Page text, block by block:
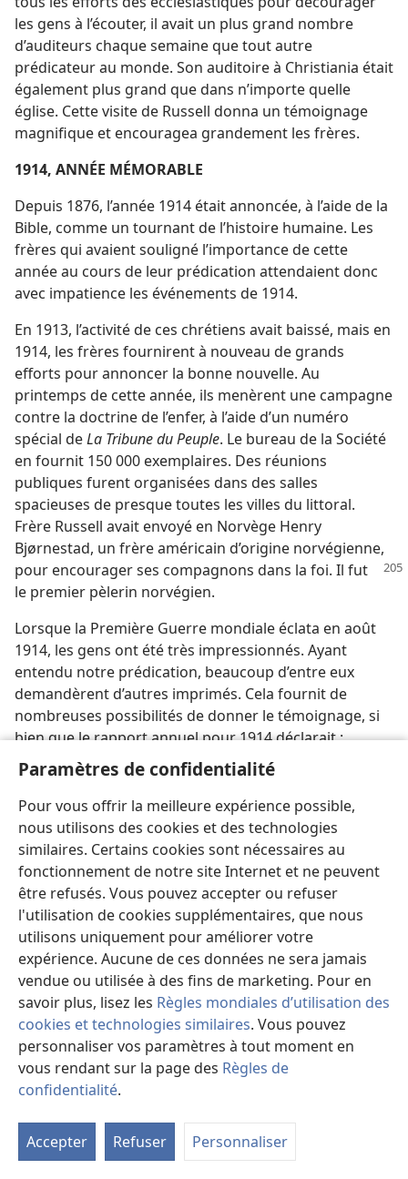
Paramètres de confidentialité
Pour vous offrir la meilleure expérience possible,
nous utilisons des cookies et des technologies
similaires. Certains cookies sont nécessaires au
fonctionnement de notre site Internet et ne peuvent
être refusés. Vous pouvez accepter ou refuser
l'utilisation de cookies supplémentaires, que nous
utilisons uniquement pour améliorer votre
expérience. Aucune de ces données ne sera jamais
vendue ou utilisée à des fins de marketing. Pour en
savoir plus, lisez les Règles mondiales d’utilisation des
cookies et technologies similaires. Vous pouvez
personnaliser vos paramètres à tout moment en
vous rendant sur la page des Règles de
confidentialité.
Accepter Refuser Personnaliser
les gens à l’écouter, il avait un plus grand nombre
d’auditeurs chaque semaine que tout autre
prédicateur au monde. Son auditoire à Christiania était
également plus grand que dans n’importe quelle
église. Cette visite de Russell donna un témoignage
magnifique et encouragea grandement les frères.
1914, ANNÉE MÉMORABLE
Depuis 1876, l’année 1914 était annoncée, à l’aide de la
Bible, comme un tournant de l’histoire humaine. Les
frères qui avaient souligné l’importance de cette
année au cours de leur prédication attendaient donc
avec impatience les événements de 1914.
En 1913, l’activité de ces chrétiens avait baissé, mais en
1914, les frères fournirent à nouveau de grands
efforts pour annoncer la bonne nouvelle. Au
printemps de cette année, ils menèrent une campagne
contre la doctrine de l’enfer, à l’aide d’un numéro
spécial deLa Tribune du Peuple. Le bureau de la Société
en fournit 150 000 exemplaires. Des réunions
publiques furent organisées dans des salles
spacieuses de presque toutes les villes du littoral.
Frère Russell avait envoyé en Norvège Henry
Bjørnestad, un frère américain d’origine norvégienne,
pour encourager ses compagnons dans la foi. Il fut
le premier pèlerin norvégien.
Lorsque la Première Guerre mondiale éclata en août
1914, les gens ont été très impressionnés. Ayant
entendu notre prédication, beaucoup d’entre eux
demandèrent d’autres imprimés. Cela fournit de
nombreuses possibilités de donner le témoignage, si
bien que le rapport annuel pour 1914 déclarait :
“Depuis le début de la guerre, nous avons eu quantité
de bonnes occasions d’annoncer la bonne nouvelle. (...)
Le Seigneur a béni nos efforts conjugués pour faire
avancer son œuvre.”
Certains, dont les espoirs furent déçus en 1914,
abandonnèrent la vérité. Mais la plupart des frères
restèrent fidèles. Aujourd’hui, nous savons qu’ils
avaient raison de croire que les 2 520 années des
temps des Gentils arriveraient à leur terme vers le
1eroctobre 1914. Le Royaume messianique commença
alors à régner dans les cieux. L’un des plus grands
événements de l’histoire des hommes s’était produit,
et les frères avaient eu le privilège de l’annoncer !
PHOTO-DRAME DE LA CRÉATION
“Photo-Drame de la Création”. Il s’agissait du récit de la